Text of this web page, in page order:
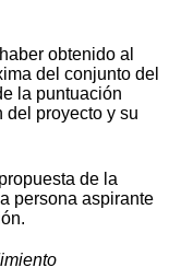
obtenido al
del conjunto del
la puntuación
del proyecto y su
de la
persona aspirante